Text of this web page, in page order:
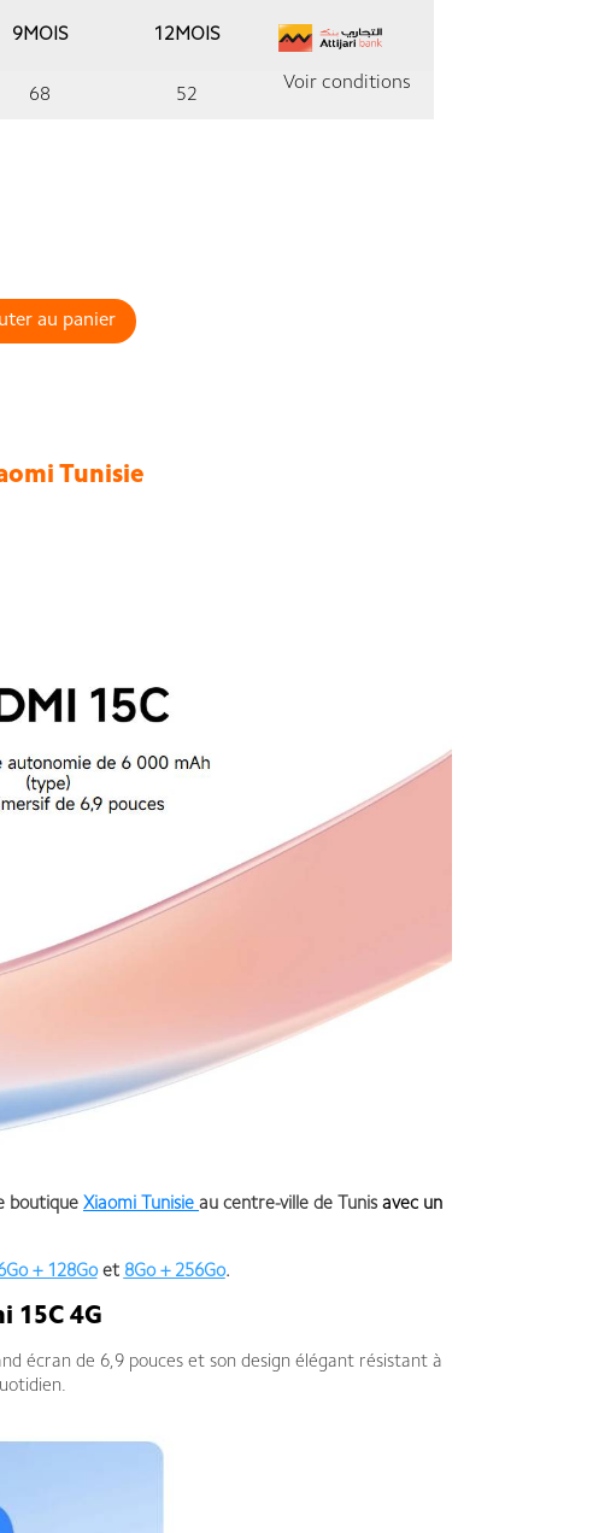
9MOIS 12MOIS
68 52
Voir conditions
au panier
Tunisie
boutique Xiaomi Tunisie au centre-ville de Tunis avec un
+ 128Goet 8Go + 256Go.
15C 4G
écran de 6,9 pouces et son design élégant résistant à